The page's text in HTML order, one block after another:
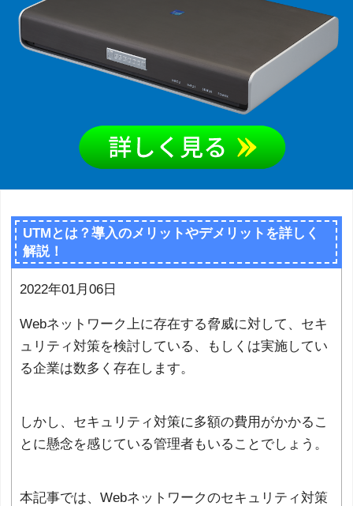
UTMとは？導入のメリットやデメリットを詳しく
解説！
2022年01月06日
Webネットワーク上に存在する脅威に対して、セキ
ュリティ対策を検討している、もしくは実施してい
る企業は数多く存在します。
しかし、セキュリティ対策に多額の費用がかかるこ
とに懸念を感じている管理者もいることでしょう。
本記事では、Webネットワークのセキュリティ対策